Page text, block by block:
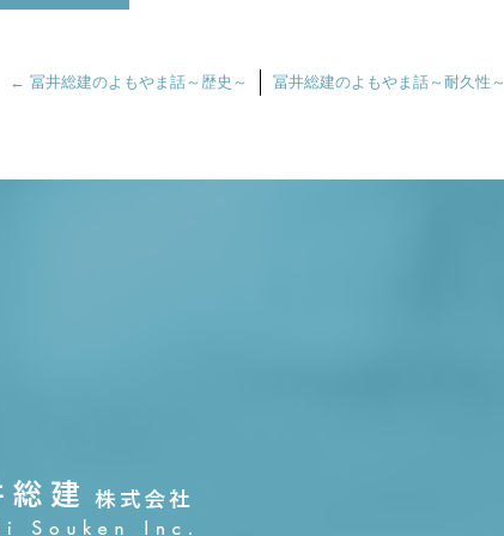
← 冨井総建のよもやま話～歴史～ 冨井総建のよもやま話～耐久性～